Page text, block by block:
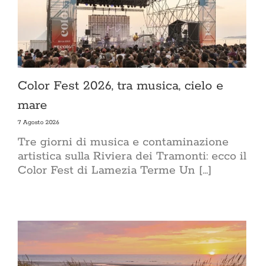
Color Fest 2026, tra musica, cielo e
mare
7 Agosto 2026
Tre giorni di musica e contaminazione
artistica sulla Riviera dei Tramonti: ecco il
Color Fest di Lamezia Terme Un [...]